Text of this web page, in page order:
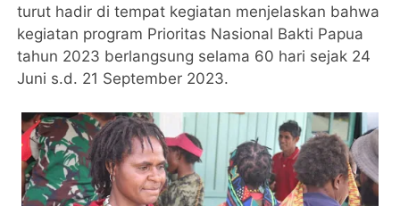
turut hadir di tempat kegiatan menjelaskan bahwa
kegiatan program Prioritas Nasional Bakti Papua
tahun 2023 berlangsung selama 60 hari sejak 24
Juni s.d. 21 September 2023.